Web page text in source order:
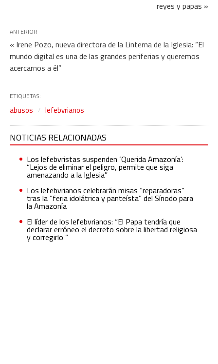
reyes y papas »
ANTERIOR
« Irene Pozo, nueva directora de la Linterna de la Iglesia: “El
mundo digital es una de las grandes periferias y queremos
acercarnos a él”
ETIQUETAS:
abusos lefebvrianos
NOTICIAS RELACIONADAS
Los lefebvristas suspenden ‘Querida Amazonía’:
“Lejos de eliminar el peligro, permite que siga
amenazando a la Iglesia”
Los lefebvrianos celebrarán misas “reparadoras”
tras la “feria idolátrica y panteísta” del Sínodo para
la Amazonía
El líder de los lefebvrianos: “El Papa tendría que
declarar erróneo el decreto sobre la libertad religiosa
y corregirlo ”